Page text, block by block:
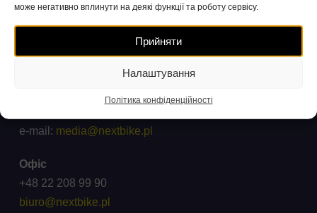
може негативно вплинути на деякі функції та роботу сервісу.
Прийняти
Налаштування
Політика конфіденційності
(вартість дзвінка відповідно до тарифів операторів)
ck@wroclawskirower.pl
e-mail: media@nextbike.pl
Офіс
+48 22 208 99 90
biuro@nextbike.pl